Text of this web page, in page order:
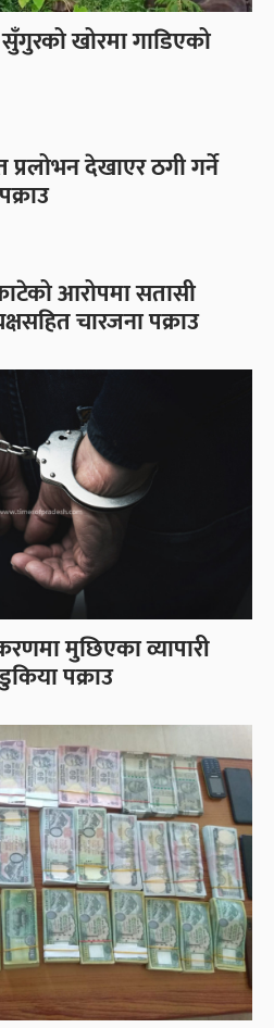
खोरमा गाडिएको
देखाएर ठगी गर्ने
आरोपमा सतासी
चारजना पक्राउ
मुछिएका व्यापारी
पक्राउ